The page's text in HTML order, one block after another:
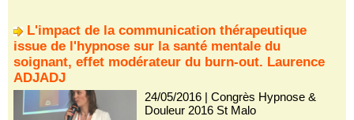
L'impact de la communication thérapeutique
issue de l'hypnose sur la santé mentale du
soignant, effet modérateur du burn-out. Laurence
ADJADJ
24/05/2016| Congrès Hypnose &
Douleur 2016 St Malo